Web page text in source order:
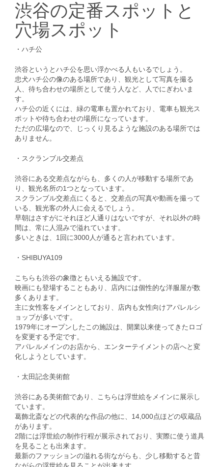
渋谷の定番スポットと
穴場スポット
・ハチ公
渋谷というとハチ公を思い浮かべる人もいるでしょう。
忠犬ハチ公の像のある場所であり、観光として写真を撮る
人、待ち合わせの場所として使う人など、人でにぎわいま
す。
ハチ公の近くには、緑の電車も置かれており、電車も観光ス
ポットや待ち合わせの場所になっています。
ただの広場なので、じっくり見るような施設のある場所では
ありません。
・スクランブル交差点
渋谷にある交差点ながらも、多くの人が移動する場所であ
り、観光名所の1つとなっています。
スクランブル交差点にくると、交差点の写真や動画を撮って
いる、観光客の外人に会えるでしょう。
早朝はさすがにそれほど人通りはないですが、それ以外の時
間は、常に人混みで溢れています。
多いときは、1回に3000人が通ると言われています。
・SHIBUYA109
こちらも渋谷の象徴ともいえる施設です。
映画にも登場することもあり、店内には個性的な洋服屋が数
多くあります。
主に女性客をメインとしており、店内も女性向けアパレルシ
ョップが多いです。
1979年にオープンしたこの施設は、開業以来使ってきたロゴ
を変更する予定です。
アパレルメインのお店から、エンターテイメントの店へと変
化しようとしています。
・太田記念美術館
渋谷にある美術館であり、こちらは浮世絵をメインに展示し
ています。
葛飾北斎などの代表的な作品の他に、14,000点ほどの収蔵品
があります。
2階には浮世絵の制作行程が展示されており、実際に使う道具
を見ることも出来ます。
最新のファッションの溢れる街ながらも、少し移動すると昔